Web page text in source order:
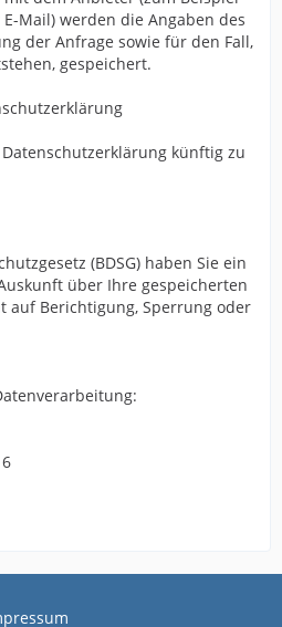
Mail) werden die Angaben des
der Anfrage sowie für den Fall,
gespeichert.
künftig zu
(BDSG) haben Sie ein
über Ihre gespeicherten
auf Berichtigung, Sperrung oder